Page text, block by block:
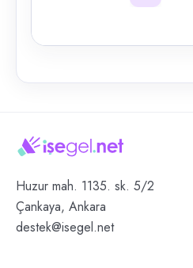
Huzur mah. 1135. sk. 5/2
Çankaya, Ankara
destek@isegel.net